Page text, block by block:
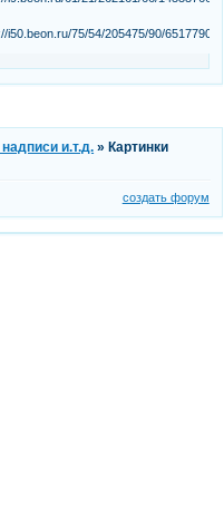
и.т.д. » Картинки
создать форум